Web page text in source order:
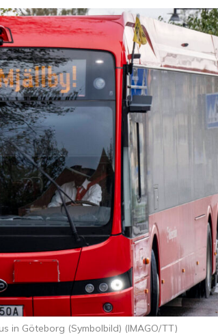
in Göteborg (Symbolbild) (IMAGO/TT)